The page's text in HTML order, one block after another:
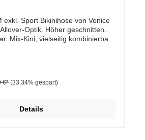
exkl. Sport Bikinihose von Venice
Optik. Höher geschnitten.
Mix-Kini, vielseitig kombinierbar.
€* (33.34% gespart)
Details